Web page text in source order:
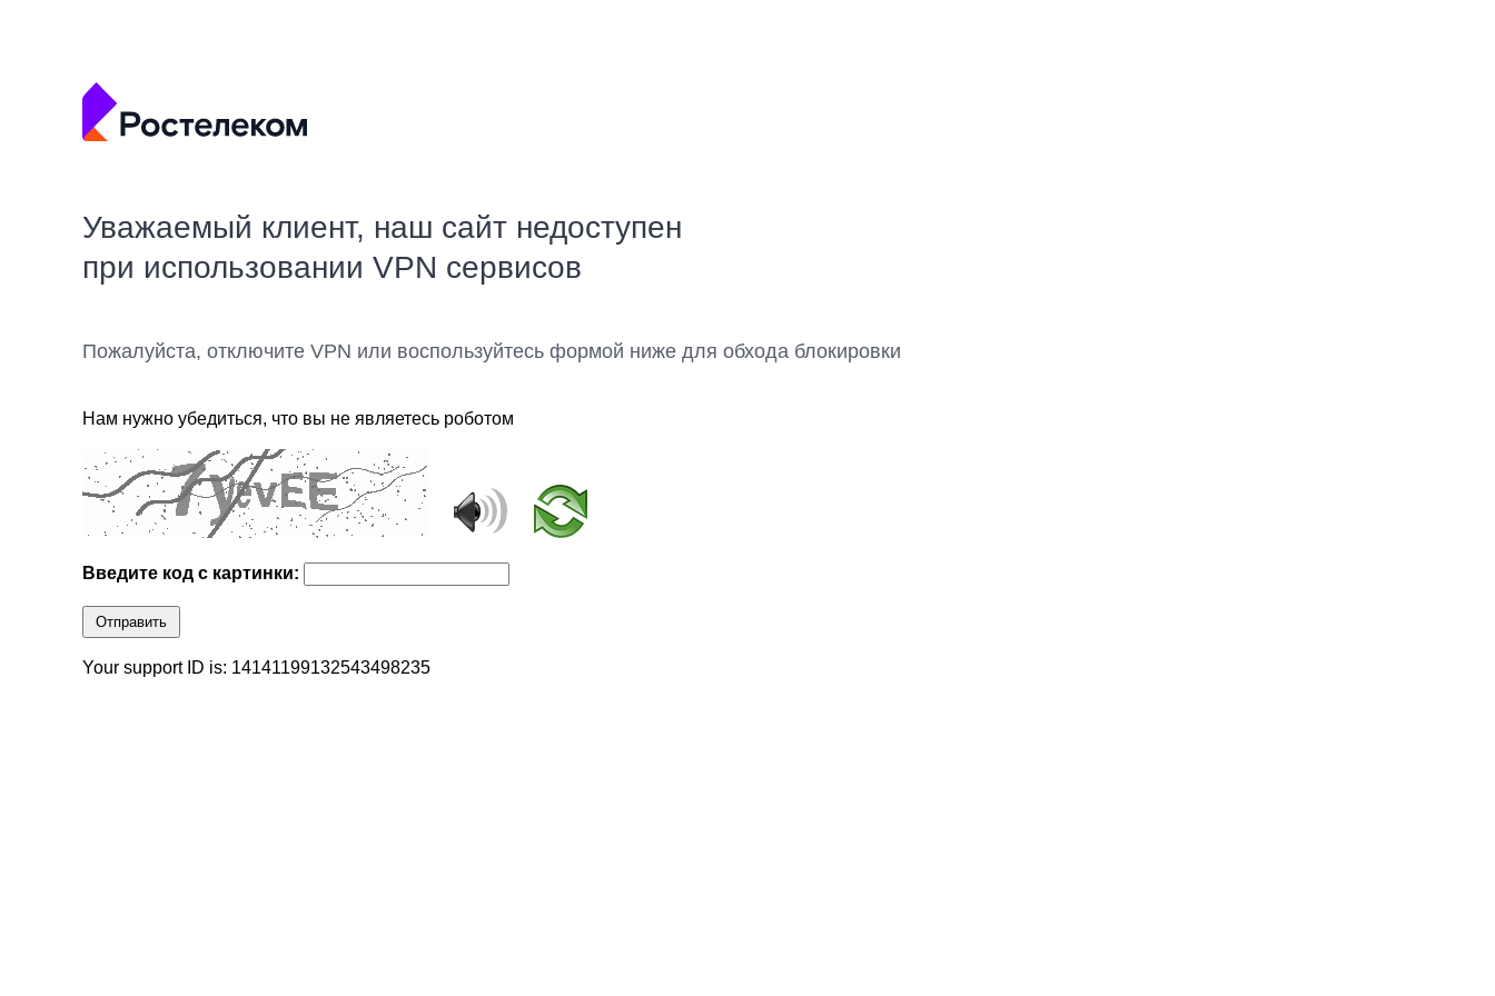
Уважаемый клиент, наш сайт недоступен
при использовании VPN сервисов
Пожалуйста, отключите VPN или воспользуйтесь формой ниже для обхода блокировки
Нам нужно убедиться, что вы не являетесь роботом
Введите код с картинки:
Отправить
Your support ID is: 14141199132543498235